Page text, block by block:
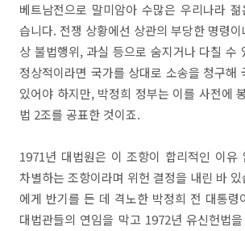
베트남전으로 말미암아 수많은 우리나라
습니다. 전쟁 상황에선 상관의 부당한 명령
상 불법행위, 과실 등으로 숨지거나 다칠 수
정상적이라면 국가를 상대로 소송을 청구해
있어야 하지만, 박정희 정부는 이를 사전에
법 2조를 공표한 것이죠.
1971년 대법원은 이 조항이 합리적인 이유
차별하는 조항이라며 위헌 결정을 내린 바
에게 반기를 든 데 격노한 박정희 전 대통령
대법관들의 연임을 막고 1972년 유신헌법